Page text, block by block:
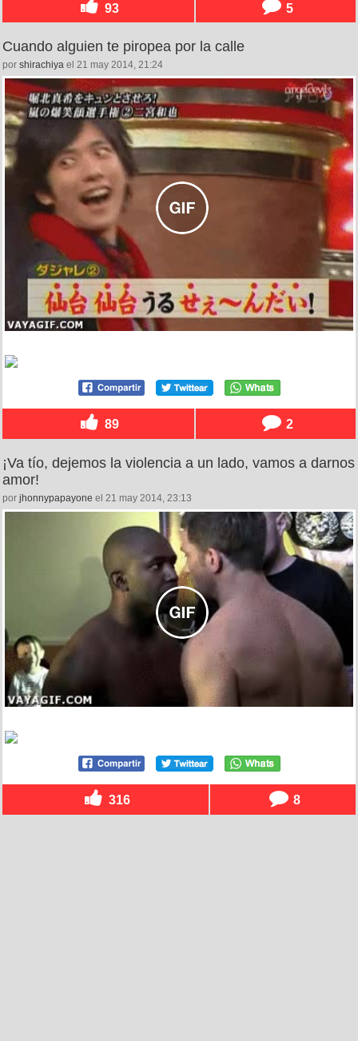
93 5
Cuando alguien te piropea por la calle
por shirachiya el 21 may 2014, 21:24
89 2
¡Va tío, dejemos la violencia a un lado, vamos a darnos
amor!
por jhonnypapayone el 21 may 2014, 23:13
316 8